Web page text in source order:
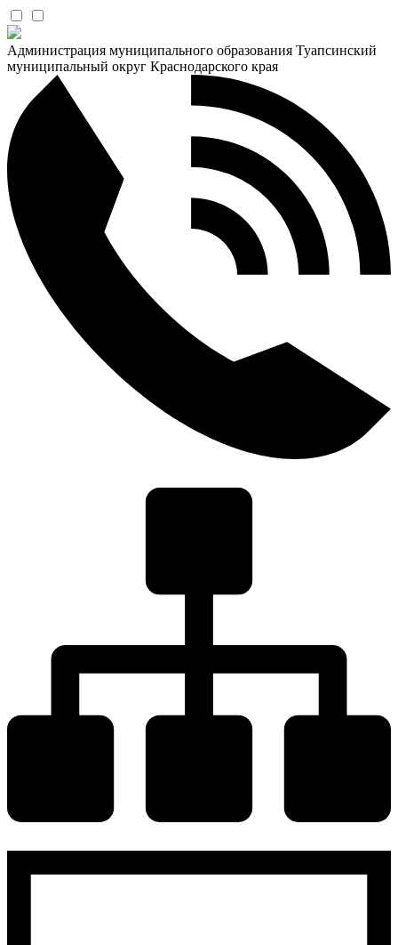
Администрация муниципального образования Туапсинский
муниципальный округ Краснодарского края